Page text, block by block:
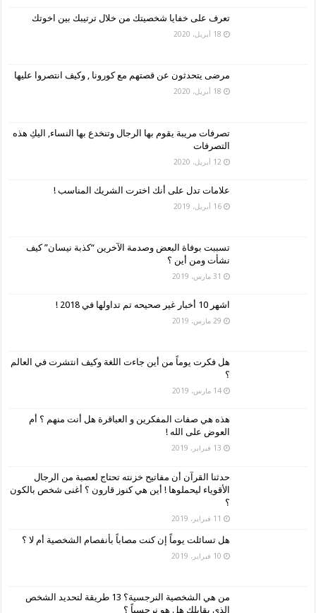
تعرف على خفايا شخصيتك من خلال ترتيبك بين اخوتك
18 أبريل، 2020
مرضى يتحدثون عن قصتهم مع كورونا , وكيف انتصروا عليها
18 أبريل، 2020
تصرفات مريبة يقوم بها الرجال وتنخدع بها النساء, اليكِ هذه
التصرفات
12 أبريل، 2020
علامات تدل على أنك اخترت الشريك المناسب !
16 أبريل، 2019
تسببت بوفاة البعض وصدمة الآخرين “كذبة نيسان” كيف
نشأت ومن أين ؟
31 مارس، 2019
اشهر 10 أخبار غير صحيحه تم تداولها في 2018 !
29 مارس، 2019
هل فكرت يوماً من أين جاءت اللغة وكيف انتشرت في العالم
؟
14 مارس، 2019
هذه هي صفات المفكرين و العباقرة هل أنت منهم ؟ أم
العوض على الله !
13 فبراير، 2019
حدثنا القرآن أن مفاتيح خزنته تحتاج لعصبة من الرجال
الأقوياء ليحملوها ! أين هي كنوز قارون ؟ أغنى شخص بالكون
؟
11 فبراير، 2019
هل تسائلت يوماً إن كنت مصاباً بأنفصام الشخصية أم لا ؟
10 فبراير، 2019
من هي الشخصية النرجسية؟ 13 طريقة لتحديد الشخص
الذي يقابلك هل هو نرجسياً ؟